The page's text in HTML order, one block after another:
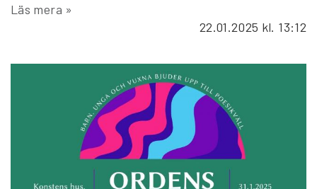
Läs mera »
22.01.2025 kl. 13:12